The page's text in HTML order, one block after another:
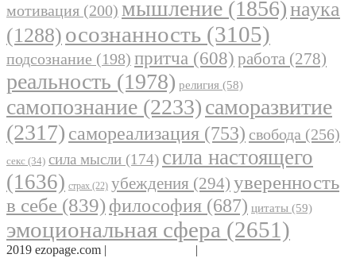
мотивация (200) мышление (1856)наука
(1288) осознанность (3105)
подсознание (198) притча (608) работа (278)
реальность (1978) религия (58)
самопознание (2233)саморазвитие
(2317) самореализация (753) свобода (256)
секс (34) сила мысли (174) сила настоящего
(1636) страх (22) убеждения (294) уверенность
в себе (839) философия (687) цитаты (59)
эмоциональная сфера (2651)
2019 ezopage.com | |